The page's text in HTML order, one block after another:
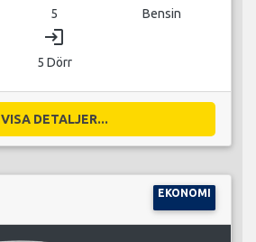
5 Bensin
login
5 Dörr
VISA DETALJER...
EKONOMI